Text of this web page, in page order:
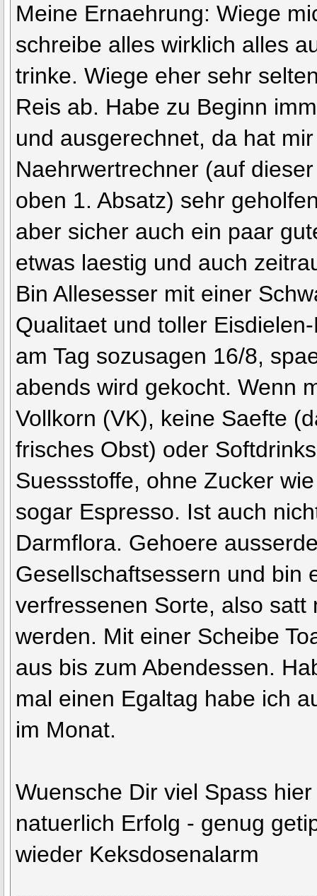
Meine Ernaehrung: Wiege
schreibe alles wirklich alles
trinke. Wiege eher sehr
Reis ab. Habe zu Beginn
und ausgerechnet, da hat
Naehrwertrechner (auf
oben 1. Absatz) sehr
aber sicher auch ein paar
etwas laestig und auch
Bin Allesesser mit einer
Qualitaet und toller
am Tag sozusagen 16/8,
abends wird gekocht. Wenn
Vollkorn (VK), keine Saefte
frisches Obst) oder
Suessstoffe, ohne Zucker
sogar Espresso. Ist auch
Darmflora. Gehoere
Gesellschaftsessern und bin
verfressenen Sorte, also satt
werden. Mit einer Scheibe
aus bis zum Abendessen.
mal einen Egaltag habe ich
im Monat.
Wuensche Dir viel Spass
natuerlich Erfolg - genug
wieder Keksdosenalarm